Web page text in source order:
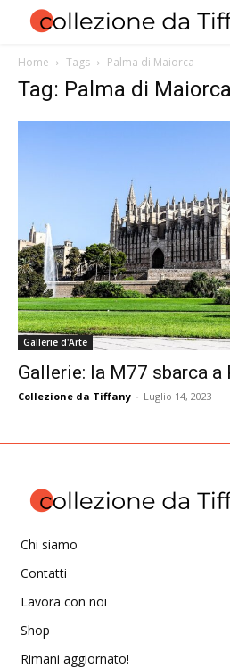
Home Tags Palma di Maiorca
Tag: Palma di Maiorca
Gallerie d'Arte
Gallerie: la M77 sbarca
Collezione da Tiffany - Luglio 14, 2023
Chi siamo
Contatti
Lavora con noi
Shop
Rimani aggiornato!